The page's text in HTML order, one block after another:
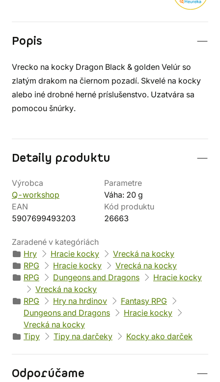
Popis
Vrecko na kocky Dragon Black & golden Velúr so
zlatým drakom na čiernom pozadí. Skvelé na kocky
alebo iné drobné herné príslušenstvo. Uzatvára sa
pomocou šnúrky.
Detaily produktu
Výrobca
Q-workshop
Parametre
Váha: 20 g
EAN
5907699493203
Kód produktu
26663
Zaradené v kategóriách
Hry
Hracie kocky
Vrecká na kocky
RPG
Hracie kocky
Vrecká na kocky
RPG
Dungeons and Dragons
Hracie kocky
Vrecká na kocky
RPG
Hry na hrdinov
Fantasy RPG
Dungeons and Dragons
Hracie kocky
Vrecká na kocky
Tipy
Tipy na darčeky Kocky ako darček
Odporúčame